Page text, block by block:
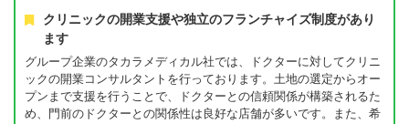
クリニックの開業支援や独立のフランチャイズ制度があり
ます
グループ企業のタカラメディカル社では、ドクターに対してクリニ
ックの開業コンサルタントを行っております。土地の選定からオー
プンまで支援を行うことで、ドクターとの信頼関係が構築されるた
め、門前のドクターとの関係性は良好な店舗が多いです。また、希